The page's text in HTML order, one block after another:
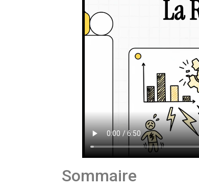
Sommaire